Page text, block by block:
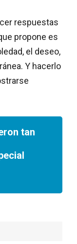
respuestas
propone es
el deseo,
Y hacerlo
tan